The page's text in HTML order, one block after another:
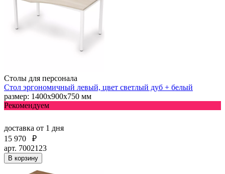
Столы для персонала
Стол эргономичный левый, цвет светлый дуб + белый
размер: 1400х900х750 мм
Рекомендуем
доставка от 1 дня
15 970
₽
арт. 7002123
В корзину